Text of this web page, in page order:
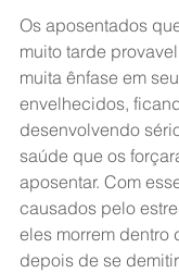
Os aposentados
muito tarde
muita ênfase em
envelhecidos,
desenvolvendo
saúde que os
aposentar. Com
causados pelo
eles morrem dentro
depois de se